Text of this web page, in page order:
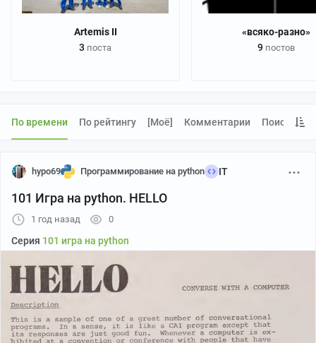
Artemis II
3 поста
«всяко-разно»
9постов
По времени По рейтингу [моё] Комментарии Поиск
hypo69 Программирование на python IT
101 Игра на python. HELLO
1 год назад 0
Серия 101 игра на python